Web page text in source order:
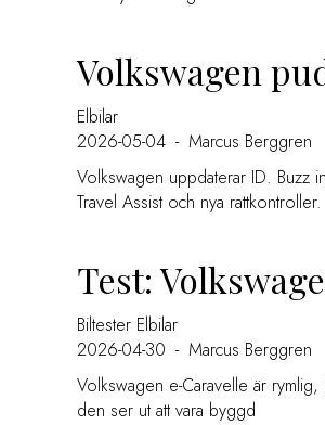
Volkswagen
Elbilar
2026-05-04 - Marcus Berggren
Volkswagen uppdaterar ID. Buzz
Travel Assist och nya
Test:
Biltester Elbilar
2026-04-30 - Marcus Berggren
Volkswagen e-Caravelle är
den ser ut att vara byggd